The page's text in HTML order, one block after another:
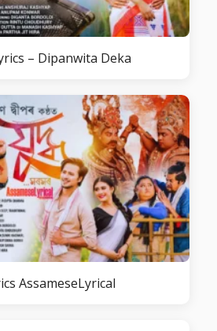
– Dipanwita Deka
AssameseLyrical